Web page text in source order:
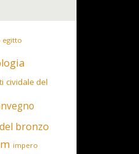
egitto
cividale del
bronzo
impero